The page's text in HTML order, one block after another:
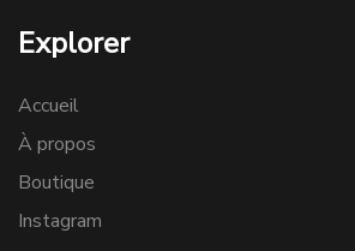
Explorer
Accueil
À propos
Boutique
Instagram